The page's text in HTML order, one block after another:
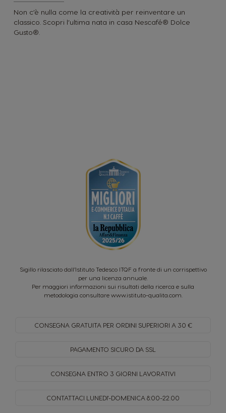
Non c’è nulla come la creatività per reinventare un
classico. Scopri l’ultima nata in casa Nescafé® Dolce
Gusto®.
Sigillo rilasciato dall’Istituto Tedesco ITQF a fronte di un corrispettivo
per una licenza annuale.
Per maggiori informazioni sui risultati della ricerca e sulla
metodologia consultare www.istituto-qualita.com
CONSEGNA GRATUITA PER ORDINI SUPERIORI A 30 €
PAGAMENTO SICURO DA SSL
CONSEGNA ENTRO 3 GIORNI LAVORATIVI
CONTATTACI LUNEDI'-DOMENICA 8:00-22.00